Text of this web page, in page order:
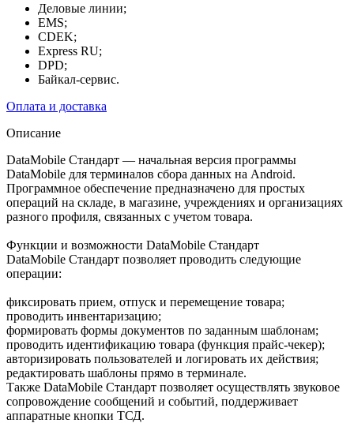
Деловые линии;
EMS;
CDEK;
Express RU;
DPD;
Байкал-сервис.
Оплата и доставка
Описание
DataMobile Стандарт — начальная версия программы
DataMobile для терминалов сбора данных на Android.
Программное обеспечение предназначено для простых
операций на складе, в магазине, учреждениях и организациях
разного профиля, связанных с учетом товара.
Функции и возможности DataMobile Стандарт
DataMobile Стандарт позволяет проводить следующие
операции:
фиксировать прием, отпуск и перемещение товара;
проводить инвентаризацию;
формировать формы документов по заданным шаблонам;
проводить идентификацию товара (функция прайс-чекер);
авторизировать пользователей и логировать их действия;
редактировать шаблоны прямо в терминале.
Также DataMobile Стандарт позволяет осуществлять звуковое
сопровождение сообщений и событий, поддерживает
аппаратные кнопки ТСД.